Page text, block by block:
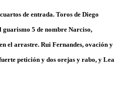
de entrada. Toros de Diego
guarismo 5 de nombre Narciso,
el arrastre. Rui Fernandes, ovación y
petición y dos orejas y rabo, y Lea